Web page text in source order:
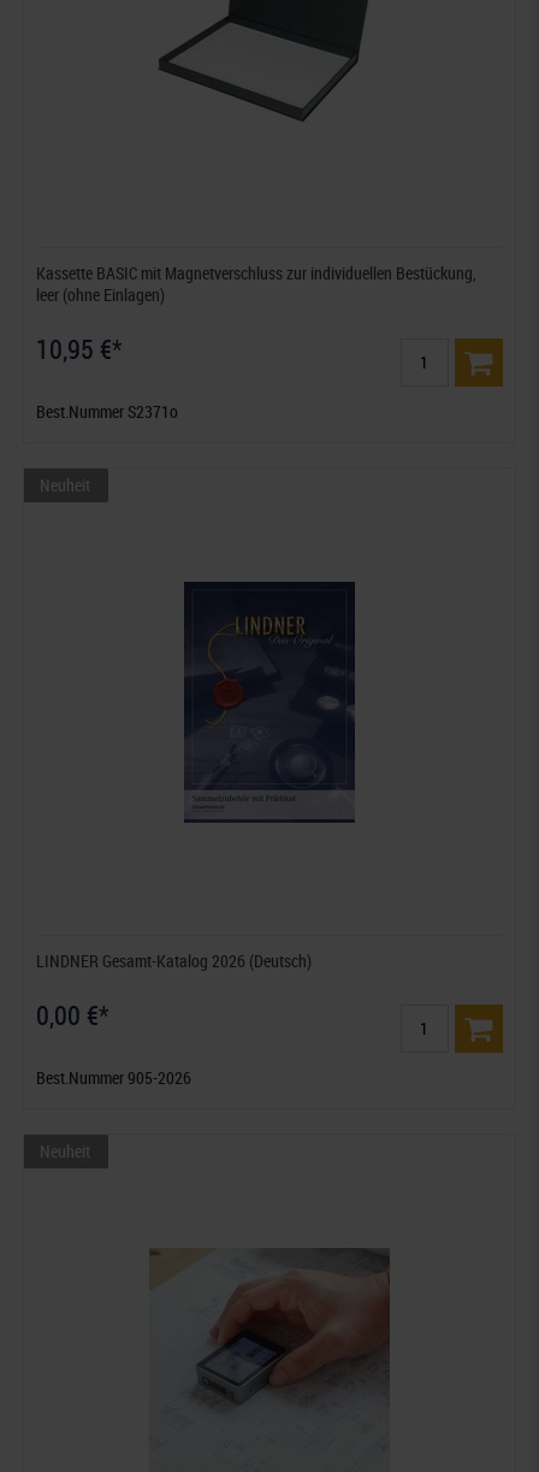
Kassette BASIC mit Magnetverschluss zur individuellen Bestückung,
leer (ohne Einlagen)
10,95 €*
Best.Nummer S2371o
Neuheit
LINDNER Gesamt-Katalog 2026 (Deutsch)
0,00 €*
Best.Nummer 905-2026
Neuheit